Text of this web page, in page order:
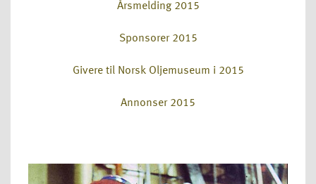
Årsmelding 2015
Sponsorer 2015
Givere til Norsk Oljemuseum i 2015
Annonser 2015